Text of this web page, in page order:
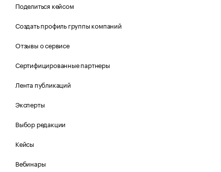
Поделиться кейсом
Создать профиль группы компаний
Отзывы о сервисе
Сертифицированные партнеры
Лента публикаций
Эксперты
Выбор редакции
Кейсы
Вебинары